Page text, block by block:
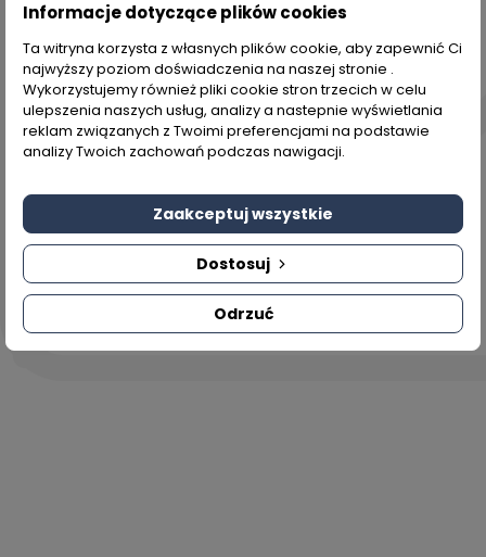
Newsletter
Dzięki naszemu newsletterowi będziesz
na bieżąco z najnowszymi wydarzeniami
na naszym sklepie, a także dołączysz do
grona osób, które jako pierwsze
otrzymająspecjalne i okazjonalne
kody rabatowena nasz asortyment.
Informacje dotyczące plików cookies
Ta witryna korzysta z własnych plików cookie, aby zapewnić Ci
najwyższy poziom doświadczenia na naszej stronie .
Wykorzystujemy również pliki cookie stron trzecich w celu
ulepszenia naszych usług, analizy a nastepnie wyświetlania
reklam związanych z Twoimi preferencjami na podstawie
analizy Twoich zachowań podczas nawigacji.
Odrzuć
Dostosuj
Zaakceptuj wszystkie